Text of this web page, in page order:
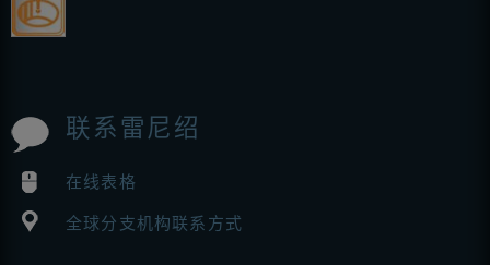
联系雷尼绍
在线表格
全球分支机构联系方式